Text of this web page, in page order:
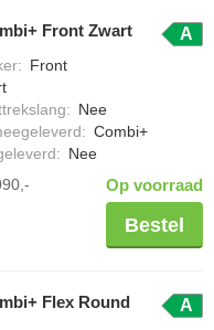
Front Zwart A
: Front
: Nee
: Combi+
: Nee
Op voorraad
Bestel
Flex Round
A